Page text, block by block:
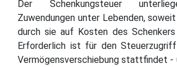
Der Schenkungsteuer
Zuwendungen unter Lebenden,
durch sie auf Kosten des
Erforderlich ist für den
Vermögensverschiebung stattfindet -